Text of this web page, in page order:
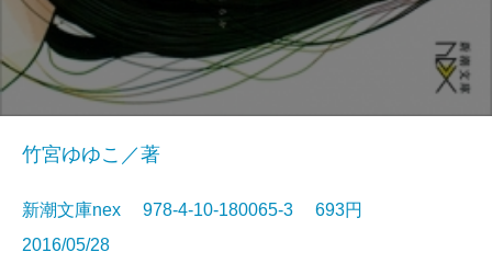
竹宮ゆゆこ／著
新潮文庫nex 978-4-10-180065-3 693円
2016/05/28